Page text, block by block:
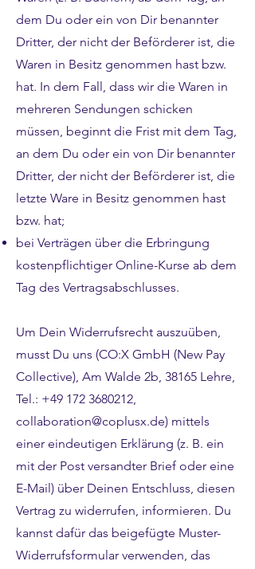
dem Du oder ein von Dir benannter
Dritter, der nicht der Beförderer ist, die
Waren in Besitz genommen hast bzw.
hat. In dem Fall, dass wir die Waren in
mehreren Sendungen schicken
müssen, beginnt die Frist mit dem Tag,
an dem Du oder ein von Dir benannter
Dritter, der nicht der Beförderer ist, die
letzte Ware in Besitz genommen hast
bzw. hat;
bei Verträgen über die Erbringung
kostenpflichtiger Online-Kurse ab dem
Tag des Vertragsabschlusses.
Um Dein Widerrufsrecht auszuüben,
musst Du uns (CO:X GmbH (New Pay
Collective), Am Walde 2b, 38165 Lehre,
Tel.: +49 172 3680212,
collaboration@coplusx.de) mittels
einer eindeutigen Erklärung (z. B. ein
mit der Post versandter Brief oder eine
E-Mail) über Deinen Entschluss, diesen
Vertrag zu widerrufen, informieren. Du
kannst dafür das beigefügte Muster-
Widerrufsformular verwenden, das